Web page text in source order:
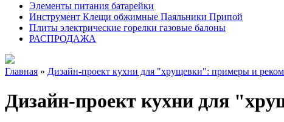
Элементы питания батарейки
Инструмент Клещи обжимные Паяльники Припой
Плиты электрические горелки газовые балоны
РАСПРОДАЖА
Главная » Дизайн-проект кухни для "хрущевки": примеры и
Дизайн-проект кухни для